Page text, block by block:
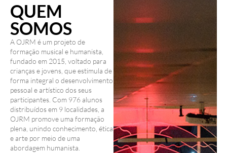
QUEM
SOMOS
A OJRM é um projeto de
formação musical e humanista,
fundado em 2015, voltado para
crianças e jovens, que estimula de
forma integral o desenvolvimento
pessoal e artístico dos seus
participantes. Com 976 alunos
distribuídos em 9 localidades, a
OJRM promove uma formação
plena, unindo conhecimento, ética
e arte por meio de uma
abordagem humanista.